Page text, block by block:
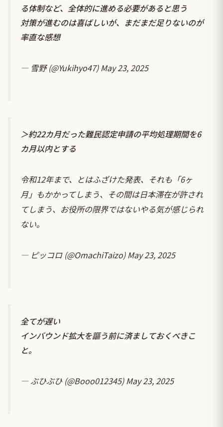
る体制など、全体的に進める必要があると思う
対策が進むのは喜ばしいが、まだまだ足りないのが
率直な感想
— 雪野 (@Yukihyo47)May 23, 2025
＞約22カ月だった難民認定申請の平均処理期間を6
カ月以内とする
令和12年まで、とはふざけた発表、それも「6ヶ
月」もかかってしまう、その間は日本滞在が許され
てしまう、お役所の限界ではないやる気が感じられ
ない。
— ピッコロ (@OmachiTaizo)May 23, 2025
全てが遅い
インバウンド拡大を謳う前に済ましておくべきこ
と。
— ぶひぶひ (@Booo012345)May 23, 2025